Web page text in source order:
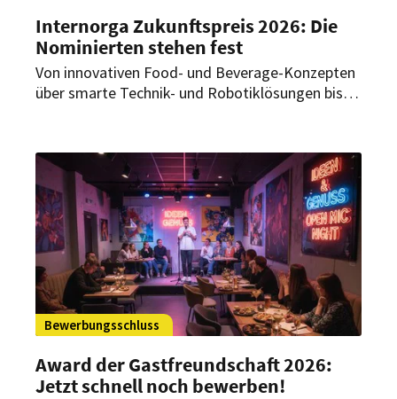
Internorga Zukunftspreis 2026: Die
Nominierten stehen fest
Von innovativen Food- und Beverage-Konzepten
über smarte Technik- und Robotiklösungen bis
erneut die Innovationstreiber der Branche ins
Rampenlicht. Die Nominierten für 2026 stehen
jetzt fest.
Bewerbungsschluss
Award der Gastfreundschaft 2026:
Jetzt schnell noch bewerben!